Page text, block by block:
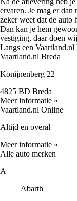
ervaren. Je mag er
zeker weet dat de auto
Dan kan je hem
vestiging, daar doen
Langs een Vaartland.nl
Vaartland.nl Breda
Konijnenberg 22
4825 BD Breda
Meer informatie »
Vaartland.nl Online
Altijd en overal
Meer informatie »
Alle auto merken
A
Abarth